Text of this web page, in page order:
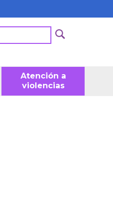
Atención a
violencias